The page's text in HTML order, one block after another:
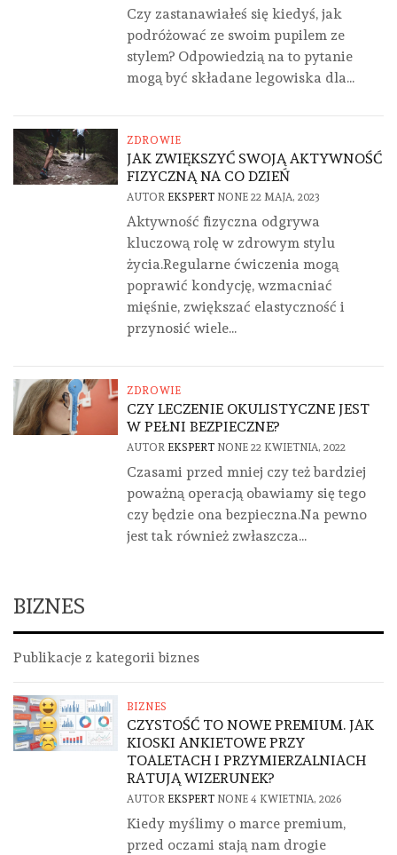
Czy zastanawiałeś się kiedyś, jak
podróżować ze swoim pupilem ze
stylem? Odpowiedzią na to pytanie
mogą być składane legowiska dla...
ZDROWIE
JAK ZWIĘKSZYĆ SWOJĄ AKTYWNOŚĆ
FIZYCZNĄ NA CO DZIEŃ
AUTOR EKSPERT NONE 22 MAJA, 2023
Aktywność fizyczna odgrywa
kluczową rolę w zdrowym stylu
życia.Regularne ćwiczenia mogą
poprawić kondycję, wzmacniać
mięśnie, zwiększać elastyczność i
przynosić wiele...
ZDROWIE
CZY LECZENIE OKULISTYCZNE JEST
W PEŁNI BEZPIECZNE?
AUTOR EKSPERT NONE 22 KWIETNIA, 2022
Czasami przed mniej czy też bardziej
poważną operacją obawiamy się tego
czy będzie ona bezpieczna.Na pewno
jest tak również zwłaszcza...
BIZNES
Publikacje z kategorii biznes
BIZNES
CZYSTOŚĆ TO NOWE PREMIUM. JAK
KIOSKI ANKIETOWE PRZY
TOALETACH I PRZYMIERZALNIACH
RATUJĄ WIZERUNEK?
AUTOR EKSPERT NONE 4 KWIETNIA, 2026
Kiedy myślimy o marce premium,
przed oczami stają nam drogie